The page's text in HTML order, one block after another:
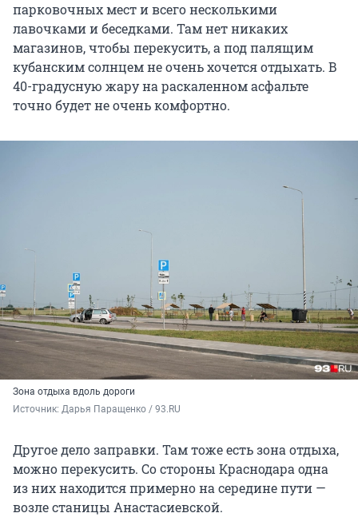
парковочных мест и всего несколькими
лавочками и беседками. Там нет никаких
магазинов, чтобы перекусить, а под палящим
кубанским солнцем не очень хочется отдыхать. В
40-градусную жару на раскаленном асфальте
точно будет не очень комфортно.
Зона отдыха вдоль дороги
Источник: Дарья Паращенко / 93.RU
Другое дело заправки. Там тоже есть зона отдыха,
можно перекусить. Со стороны Краснодара одна
из них находится примерно на середине пути —
возле станицы Анастасиевской.